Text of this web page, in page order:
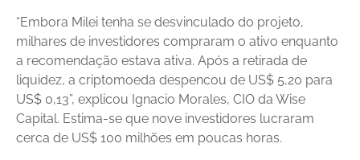
“Embora Milei tenha se desvinculado do projeto,
milhares de investidores compraram o ativo enquanto
a recomendação estava ativa. Após a retirada de
liquidez, a criptomoeda despencou de US$ 5,20 para
US$ 0,13”, explicou Ignacio Morales, CIO da Wise
Capital. Estima-se que nove investidores lucraram
cerca de US$ 100 milhões em poucas horas.